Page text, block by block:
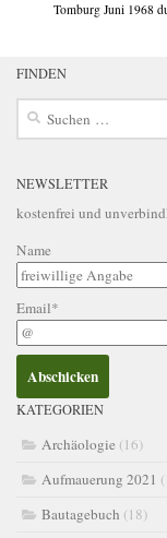
Tomburg Juni 1968
FINDEN
Suchen
NEWSLETTER
kostenfrei und
Name
Email*
KATEGORIEN
Archäologie (16)
Aufmauerung 2021
Bautagebuch (18)